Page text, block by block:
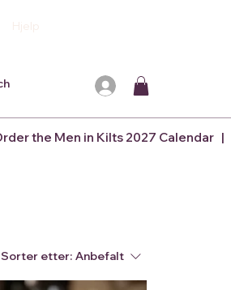
Hjelp
Sorter etter: Anbefalt